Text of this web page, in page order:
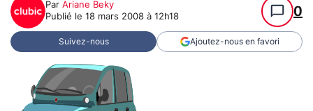
Par Ariane Beky
Publié le 18 mars 2008 à 12h18 0
Suivez-nous Ajoutez-nous en favori